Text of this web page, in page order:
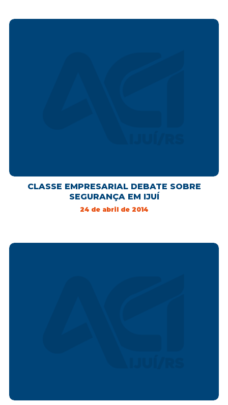
CLASSE EMPRESARIAL DEBATE SOBRE
SEGURANÇA EM IJUÍ
24 de abril de 2014